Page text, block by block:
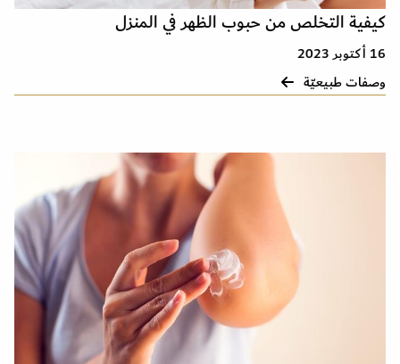
كيفية التخلص من حبوب الظهر في المنزل
16 أكتوبر 2023
وصفات طبيعيّة